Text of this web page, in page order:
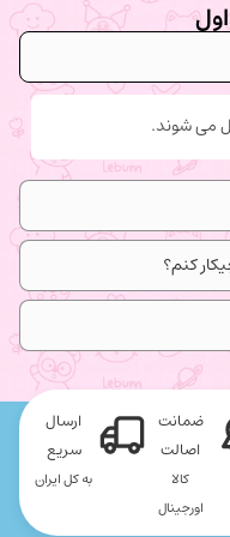
می شوند.
کنم؟
ضمانت
اصالت
کالا
اورجینال
ارسال
سریع
به کل ایران